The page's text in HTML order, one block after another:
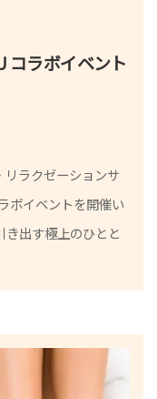
コラボイベント
リラクゼーションサ
ボイベントを開催い
き出す極上のひとと